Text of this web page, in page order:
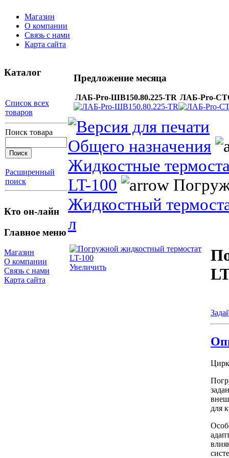
Магазин
О компании
Связь с нами
Карта сайта
Каталог
Список всех
товаров
Поиск товара
Расширенный
поиск
Кто он-лайн
Главное меню
Магазин
О компании
Связь с нами
Карта сайта
Предложение месяца
ЛАБ-Pro-ШВ150.80.225-TR ЛАБ-Pro-
Общего назначения
Жидкостные
LT-100
Жидкостный
л
Увеличить
для